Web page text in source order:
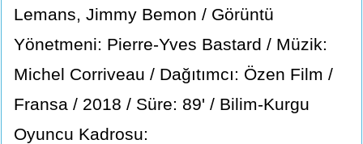
Lemans, Jimmy Bemon / Görüntü
Yönetmeni: Pierre-Yves Bastard / Müzik:
Michel Corriveau / Dağıtımcı: Özen Film /
Fransa / 2018 / Süre: 89' / Bilim-Kurgu
Oyuncu Kadrosu: